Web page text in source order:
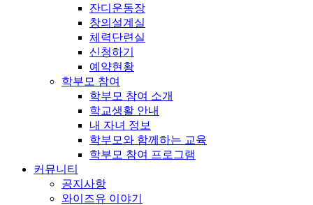
잔디운동장
창의설계실
체력단련실
신청하기
예약현황
학부모 참여
학부모 참여 소개
학교생활 안내
내 자녀 정보
학부모와 함께하는 교육
학부모 참여 프로그램
커뮤니티
공지사항
와이즈유 이야기